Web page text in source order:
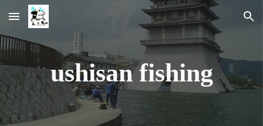
Skip to main content Skip to navigation
ushisan fishing